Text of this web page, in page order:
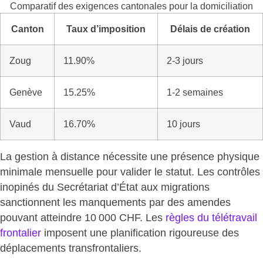
Comparatif des exigences cantonales pour la domiciliation
Canton Taux d’imposition Délais de création
Zoug 11.90% 2-3 jours
Genève 15.25% 1-2 semaines
Vaud 16.70% 10 jours
La gestion à distance nécessite une présence physique
minimale mensuelle pour valider le statut. Les contrôles
inopinés du Secrétariat d’État aux migrations
sanctionnent les manquements par des amendes
pouvant atteindre 10 000 CHF. Les règles du télétravail
frontalier imposent une planification rigoureuse des
déplacements transfrontaliers.